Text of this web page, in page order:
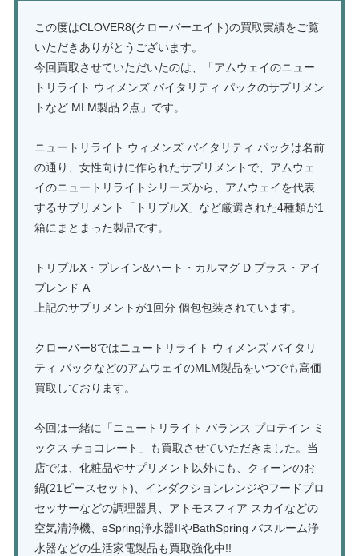
この度はCLOVER8(クローバーエイト)の買取実績をご覧
いただきありがとうございます。
今回買取させていただいたのは、「アムウェイのニュー
トリライト ウィメンズ バイタリティ パックのサプリメン
トなど MLM製品 2点」です。
ニュートリライト ウィメンズ バイタリティ パックは名前
の通り、女性向けに作られたサプリメントで、アムウェ
イのニュートリライトシリーズから、アムウェイを代表
するサプリメント「トリプルX」など厳選された4種類が1
箱にまとまった製品です。
トリプルX・ブレイン&ハート・カルマグ D プラス・アイ
ブレンド A
上記のサプリメントが1回分 個包包装されています。
クローバー8ではニュートリライト ウィメンズ バイタリ
ティ パックなどのアムウェイのMLM製品をいつでも高価
買取しております。
今回は一緒に「ニュートリライト バランス プロテイン ミ
ックス チョコレート」も買取させていただきました。当
店では、化粧品やサプリメント以外にも、クィーンのお
鍋(21ピースセット)、インダクションレンジやフードプロ
セッサーなどの調理器具、アトモスフィア スカイなどの
空気清浄機、eSpring浄水器IIやBathSpring バスルーム浄
水器などの生活家電製品も買取強化中!!